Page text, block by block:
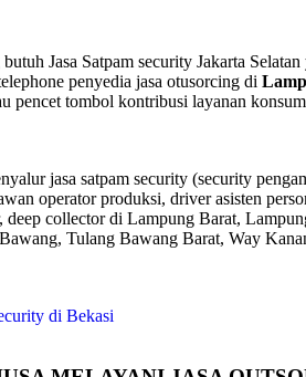
Jasa Satpam security Jakarta
penyedia jasa otusorcing di
pencet tombol kontribusi layanan
jasa satpam security (security
operator produksi, driver asisten
deep collector di Lampung Barat,
Tulang Bawang Barat, Way
di Bekasi